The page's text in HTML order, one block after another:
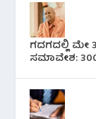
ಗದಗದಲ್ಲಿ ಮೇ
ಸಮಾವೇಶ: